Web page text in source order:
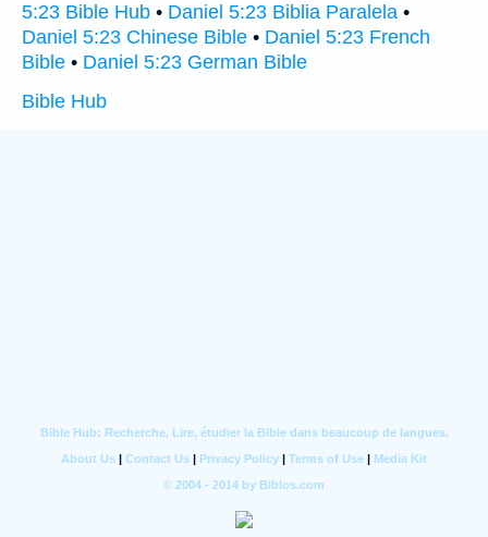
5:23 Bible Hub • Daniel 5:23 Biblia Paralela •
Daniel 5:23 Chinese Bible • Daniel 5:23 French
Bible • Daniel 5:23 German Bible
Bible Hub